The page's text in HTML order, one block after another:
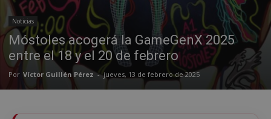
Noticias
Móstoles acogerá la GameGenX 2025
entre el 18 y el 20 de febrero
Por Víctor Guillén Pérez - jueves, 13 de febrero de 2025